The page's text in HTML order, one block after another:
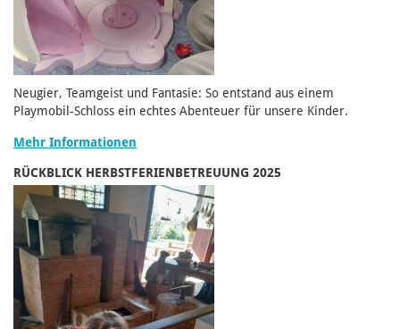
Neugier, Teamgeist und Fantasie: So entstand aus einem
Playmobil-Schloss ein echtes Abenteuer für unsere Kinder.
Mehr Informationen
RÜCKBLICK HERBSTFERIENBETREUUNG 2025